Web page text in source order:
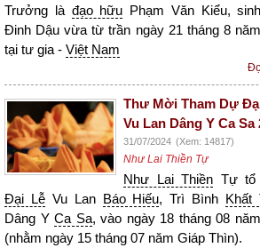
Trưởng là đạo hữu Phạm Văn Kiểu,
Đinh Dậu vừa từ trần ngày 21 tháng 8
tại tư gia - Việt Nam
Thư Mời Tham Dự
Vu Lan Dâng Y Ca Sa
31/07/2024 (Xem: 14817)
Như Lai Thiền Tự
Như Lai Thiền Tự tổ
Đại LễVu Lan Báo Hiếu, Trì Bình Khất
Dâng Y Ca Sa, vào ngày 18 tháng 08
(nhằm ngày 15 tháng 07 năm Giáp Thìn).